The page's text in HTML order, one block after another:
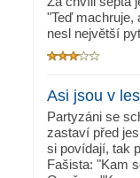
"Teď machruje,
nesl největší
Asi jsou v
Partyzáni se
zastaví před
si povídají, tak
Fašista: "Kam